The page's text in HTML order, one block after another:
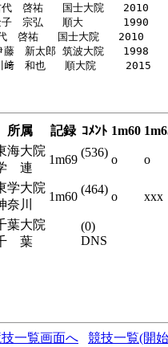
　啓祐   国士大院   2010
　宗弘   順大  　　 1990
　啓祐   国士大院   2010
　新太郎 筑波大院   1998
　和也   順大院  　 2015
所属 記録 ｺﾒﾝﾄ 1m60
海大院
連
1m69
(536)
o o
学大院
奈川
1m60
(464)
o xxx
葉大院
葉
(0)
DNS
一覧画面へ 競技一覧(開